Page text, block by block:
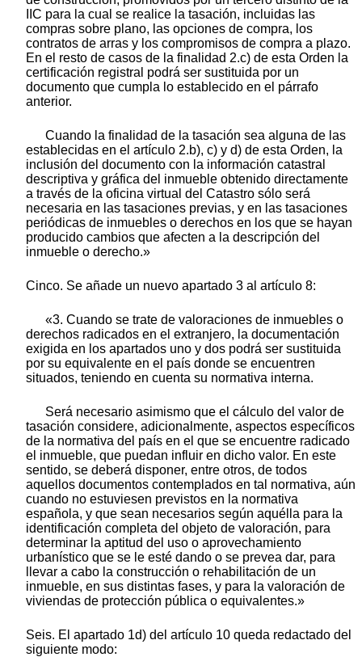
IIC para la cual se realice la tasación, incluidas las
compras sobre plano, las opciones de compra, los
contratos de arras y los compromisos de compra a plazo.
En el resto de casos de la finalidad 2.c) de esta Orden la
certificación registral podrá ser sustituida por un
documento que cumpla lo establecido en el párrafo
anterior.
Cuando la finalidad de la tasación sea alguna de las
establecidas en el artículo 2.b), c) y d) de esta Orden, la
inclusión del documento con la información catastral
descriptiva y gráfica del inmueble obtenido directamente
a través de la oficina virtual del Catastro sólo será
necesaria en las tasaciones previas, y en las tasaciones
periódicas de inmuebles o derechos en los que se hayan
producido cambios que afecten a la descripción del
inmueble o derecho.»
Cinco. Se añade un nuevo apartado 3 al artículo 8:
«3. Cuando se trate de valoraciones de inmuebles o
derechos radicados en el extranjero, la documentación
exigida en los apartados uno y dos podrá ser sustituida
por su equivalente en el país donde se encuentren
situados, teniendo en cuenta su normativa interna.
Será necesario asimismo que el cálculo del valor de
tasación considere, adicionalmente, aspectos específicos
de la normativa del país en el que se encuentre radicado
el inmueble, que puedan influir en dicho valor. En este
sentido, se deberá disponer, entre otros, de todos
aquellos documentos contemplados en tal normativa, aún
cuando no estuviesen previstos en la normativa
española, y que sean necesarios según aquélla para la
identificación completa del objeto de valoración, para
determinar la aptitud del uso o aprovechamiento
urbanístico que se le esté dando o se prevea dar, para
llevar a cabo la construcción o rehabilitación de un
inmueble, en sus distintas fases, y para la valoración de
viviendas de protección pública o equivalentes.»
Seis. El apartado 1d) del artículo 10 queda redactado del
siguiente modo: